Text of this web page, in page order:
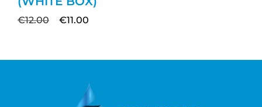
€12.00 €11.00